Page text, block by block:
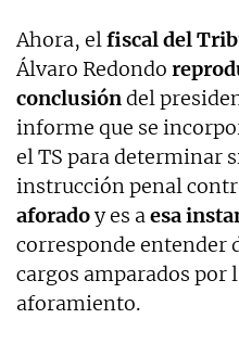
Ahora, elfiscal del
Álvaro Redondo
conclusióndel
informe que se
el TS para determinar
instrucción penal
aforadoy es aesa
corresponde entender
cargos amparados por
aforamiento.